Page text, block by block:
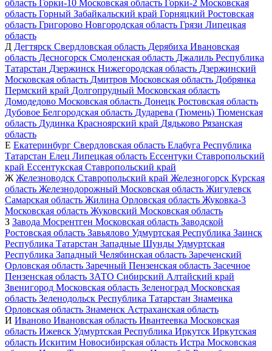
область Горки-10 Московская область Горки-2 Московская
область Горный Забайкальский край Горняцкий Ростовская
область Григорово Новгородская область Грязи Липецкая
область
Д Дегтярск Свердловская область Дерябиха Ивановская
область Десногорск Смоленская область Джалиль Республика
Татарстан Дзержинск Нижегородская область Дзержинский
Московская область Дмитров Московская область Добрянка
Пермский край Долгопрудный Московская область
Домодедово Московская область Донецк Ростовская область
Дубовое Белгородская область Дударева (Тюмень) Тюменская
область Дудинка Красноярский край Дядьково Рязанская
область
Е Екатеринбург Свердловская область Елабуга Республика
Татарстан Елец Липецкая область Ессентуки Ставропольский
край Ессентукская Ставропольский край
Ж Железноводск Ставропольский край Железногорск Курская
область Железнодорожный Московская область Жигулевск
Самарская область Жилина Орловская область Жуковка-3
Московская область Жуковский Московская область
З Завода Мосрентген Московская область Заводской
Ростовская область Завьялово Удмуртская Республика Заинск
Республика Татарстан Западные Шунды Удмуртская
Республика Западный Челябинская область Зареченский
Орловская область Заречный Пензенская область Засечное
Пензенская область ЗАТО Сибирский Алтайский край
Звенигород Московская область Зеленоград Московская
область Зеленодольск Республика Татарстан Знаменка
Орловская область Знаменск Астраханская область
И Иваново Ивановская область Ивантеевка Московская
область Ижевск Удмуртская Республика Иркутск Иркутская
область Искитим Новосибирская область Истра Московская